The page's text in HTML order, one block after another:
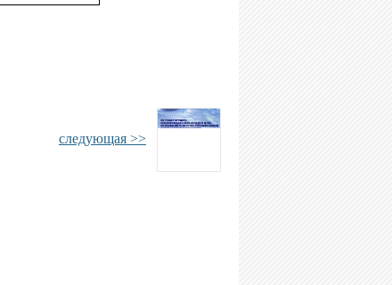
следующая >>